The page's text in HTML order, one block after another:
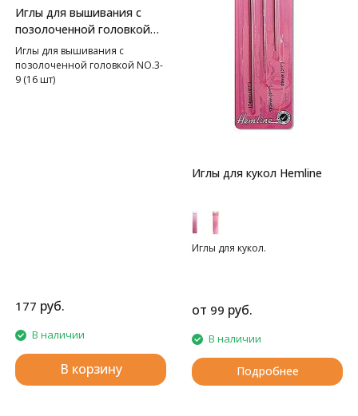
Иглы для вышивания с
позолоченной головкой
Clover
Иглы для вышивания с
позолоченной головкой NO.3-
9 (16 шт)
177 руб.
В наличии
В корзину
Иглы для кукол Hemline
Иглы для кукол.
от 99 руб.
В наличии
Подробнее